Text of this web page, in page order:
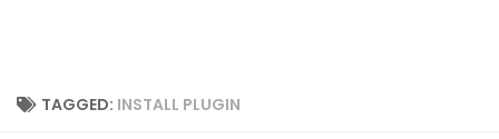
TAGGED: INSTALL PLUGIN